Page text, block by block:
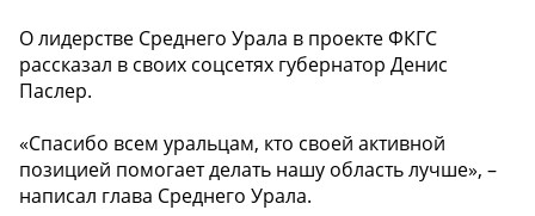
О лидерстве Среднего Урала в проекте ФКГС
рассказал в своих соцсетях губернатор Денис
Паслер.
«Спасибо всем уральцам, кто своей активной
позицией помогает делать нашу область лучше», –
написал глава Среднего Урала.